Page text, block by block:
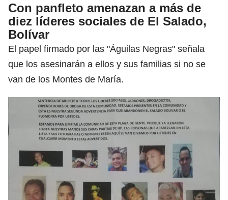
Con panfleto amenazan a más de
diez líderes sociales de El Salado,
Bolívar
El papel firmado por las "Águilas Negras" señala
que los asesinarán a ellos y sus familias si no se
van de los Montes de María.